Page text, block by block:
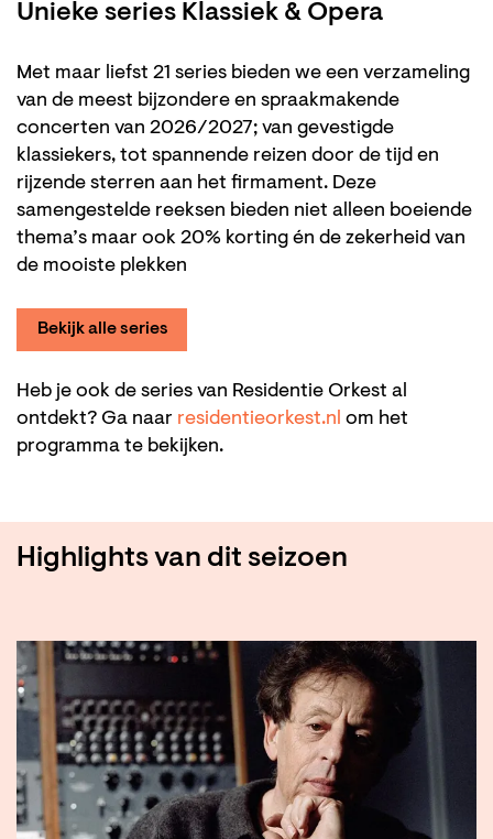
Unieke series Klassiek & Opera
Met maar liefst 21 series bieden we een verzameling
van de meest bijzondere en spraakmakende
concerten van 2026/2027; van gevestigde
klassiekers, tot spannende reizen door de tijd en
rijzende sterren aan het firmament. Deze
samengestelde reeksen bieden niet alleen boeiende
thema’s maar ook 20% korting én de zekerheid van
de mooiste plekken
Bekijk alle series
Heb je ook de series van Residentie Orkest al
ontdekt? Ga naar residentieorkest.nl om het
programma te bekijken.
Highlights van dit seizoen